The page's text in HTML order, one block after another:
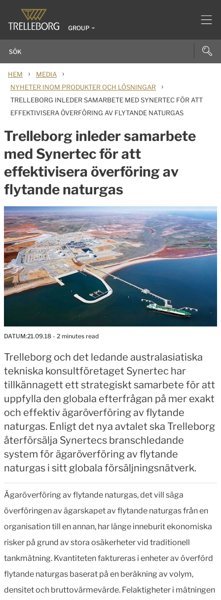
GROUP
HEM › MEDIA ›
NYHETER INOM PRODUKTER OCH LÖSNINGAR ›
TRELLEBORG INLEDER SAMARBETE MED SYNERTEC FÖR ATT
EFFEKTIVISERA ÖVERFÖRING AV FLYTANDE NATURGAS
Trelleborg inleder samarbete
med Synertec för att
effektivisera överföring av
flytande naturgas
DATUM:21.09.18 - 2 minutes read
Trelleborg och det ledande australasiatiska
tekniska konsultföretaget Synertec har
tillkännagett ett strategiskt samarbete för att
uppfylla den globala efterfrågan på mer exakt
och effektiv ägaröverföring av flytande
naturgas. Enligt det nya avtalet ska Trelleborg
återförsälja Synertecs branschledande
system för ägaröverföring av flytande
naturgas i sitt globala försäljningsnätverk.
Ägaröverföring av flytande naturgas, det vill säga
överföringen av ägarskapet av flytande naturgas från en
organisation till en annan, har länge inneburit ekonomiska
risker på grund av stora osäkerheter vid traditionell
tankmätning. Kvantiteten faktureras i enheter av överförd
flytande naturgas baserat på en beräkning av volym,
densitet och bruttovärmevärde. Felaktigheter i mätningen